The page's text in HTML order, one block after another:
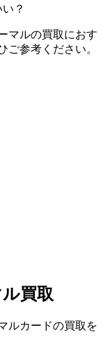
？
マルの買取におす
ご参考ください。
買取
ルカードの買取を